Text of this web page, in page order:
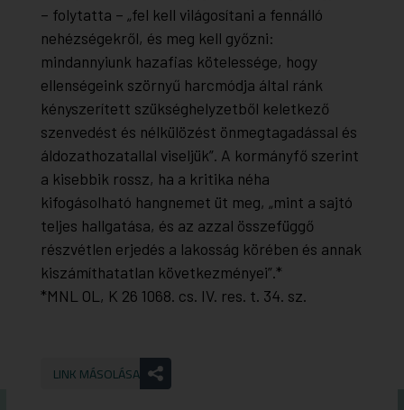
– folytatta – „fel kell világosítani a fennálló
nehézségekről, és meg kell győzni:
mindannyiunk hazafias kötelessége, hogy
ellenségeink szörnyű harcmódja által ránk
kényszerített szükséghelyzetből keletkező
szenvedést és nélkülözést önmegtagadással és
áldozathozatallal viseljük”. A kormányfő szerint
a kisebbik rossz, ha a kritika néha
kifogásolható hangnemet üt meg, „mint a sajtó
teljes hallgatása, és az azzal összefüggő
részvétlen erjedés a lakosság körében és annak
kiszámíthatatlan következményei”.*
*MNL OL, K 26 1068. cs. IV. res. t. 34. sz.
LINK MÁSOLÁSA